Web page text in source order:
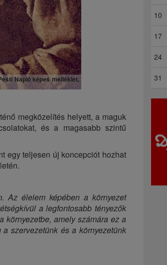
Napló képes melléklet,
megközelítés helyett, a maguk
és a magasabb szintű
egy teljesen új koncepciót hozhat
Az élelem képében a környezet
a legfontosabb tényezők
környezetbe, amely számára ez a
szervezetünk és a környezetünk
10
17
24
31